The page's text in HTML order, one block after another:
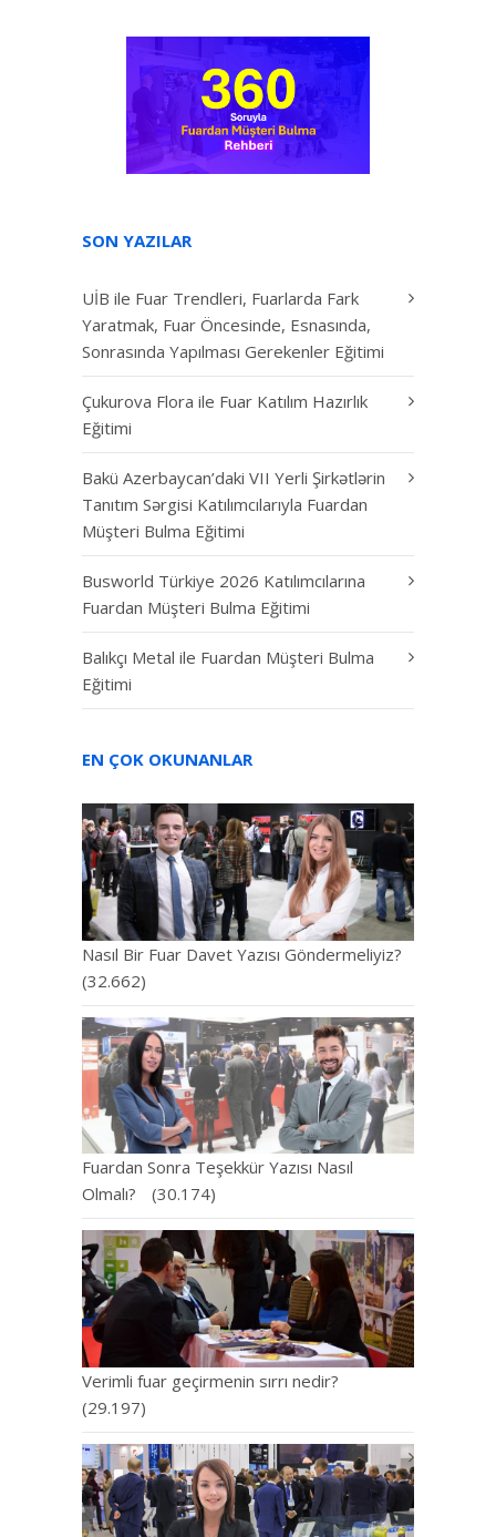
SON YAZILAR
UİB ile Fuar Trendleri, Fuarlarda Fark
Yaratmak, Fuar Öncesinde, Esnasında,
Sonrasında Yapılması Gerekenler Eğitimi
Çukurova Flora ile Fuar Katılım Hazırlık
Eğitimi
Bakü Azerbaycan’daki VII Yerli Şirkətlərin
Tanıtım Sərgisi Katılımcılarıyla Fuardan
Müşteri Bulma Eğitimi
Busworld Türkiye 2026 Katılımcılarına
Fuardan Müşteri Bulma Eğitimi
Balıkçı Metal ile Fuardan Müşteri Bulma
Eğitimi
EN ÇOK OKUNANLAR
Nasıl Bir Fuar Davet Yazısı Göndermeliyiz?
(32.662)
Fuardan Sonra Teşekkür Yazısı Nasıl
Olmalı?
(30.174)
Verimli fuar geçirmenin sırrı nedir?
(29.197)